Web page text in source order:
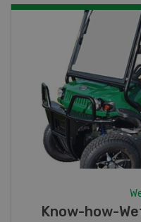
Fotorätsel 07-